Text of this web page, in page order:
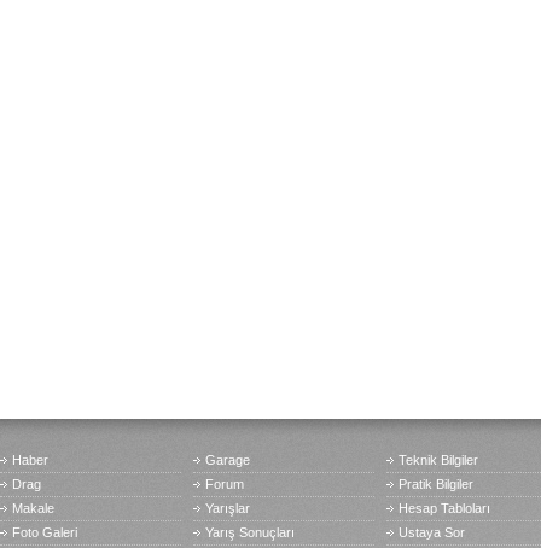
Haber Garage
Teknik Bilgiler
Drag
Forum
Pratik Bilgiler
Makale
Yarışlar
Hesap Tabloları
Foto Galeri
Yarış Sonuçları
Ustaya Sor